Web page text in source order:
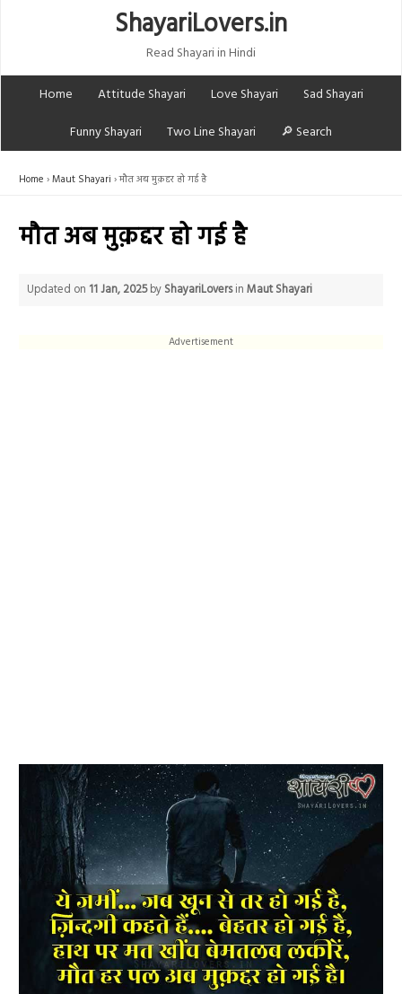
ShayariLovers.in
Read Shayari in Hindi
Home
Attitude Shayari Love Shayari
Sad Shayari
Funny Shayari
Two Line Shayari 🔎 Search
Home Maut Shayari मौत अब मुक़द्दर हो गई है
मौत अब मुक़द्दर हो गई है
Updated on 11 Jan, 2025by ShayariLoversinMaut Shayari
Advertisement